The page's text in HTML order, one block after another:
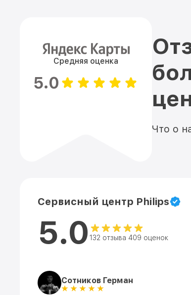
Средняя оценка
5.0
Что о
Сервисный центр Philips
5.0 132 отзыва 409 оценок
Сотников Герман